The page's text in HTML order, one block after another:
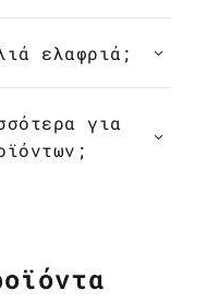
ελαφριά;
για